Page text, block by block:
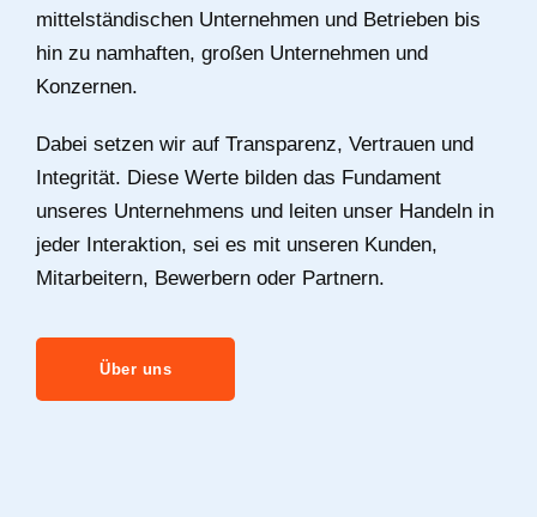
mittelständischen Unternehmen und Betrieben bis
hin zu namhaften, großen Unternehmen und
Konzernen.
Dabei setzen wir auf Transparenz, Vertrauen und
Integrität. Diese Werte bilden das Fundament
unseres Unternehmens und leiten unser Handeln in
jeder Interaktion, sei es mit unseren Kunden,
Mitarbeitern, Bewerbern oder Partnern.
Über uns